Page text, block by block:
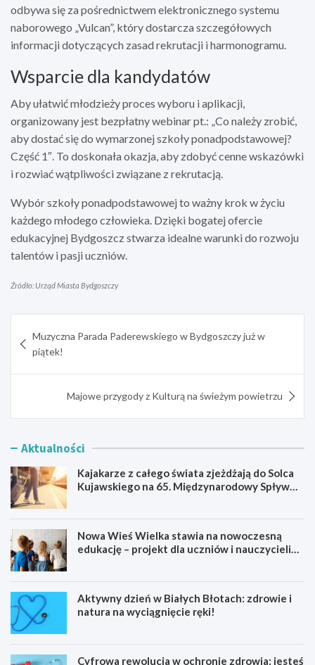
odbywa się za pośrednictwem elektronicznego systemu
naborowego „Vulcan”, który dostarcza szczegółowych
informacji dotyczących zasad rekrutacji i harmonogramu.
Wsparcie dla kandydatów
Aby ułatwić młodzieży proces wyboru i aplikacji,
organizowany jest bezpłatny webinar pt.: „Co należy zrobić,
aby dostać się do wymarzonej szkoły ponadpodstawowej?
Część 1″. To doskonała okazja, aby zdobyć cenne wskazówki
i rozwiać wątpliwości związane z rekrutacją.
Wybór szkoły ponadpodstawowej to ważny krok w życiu
każdego młodego człowieka. Dzięki bogatej ofercie
edukacyjnej Bydgoszcz stwarza idealne warunki do rozwoju
talentów i pasji uczniów.
Źródło: Urząd Miasta Bydgoszczy
wpisu
Muzyczna Parada Paderewskiego w Bydgoszczy już w
piątek!
Majowe przygody z Kulturą na świeżym powietrzu
Aktualności
Kajakarze z całego świata zjeżdżają do Solca
Kujawskiego na 65. Międzynarodowy Spływ
Nowa Wieś Wielka stawia na nowoczesną
edukację – projekt dla uczniów i nauczycieli
Aktywny dzień w Białych Błotach: zdrowie i
natura na wyciągnięcie ręki!
Cyfrowa rewolucja w ochronie zdrowia: jesteś